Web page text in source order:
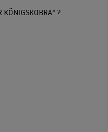
KÖNIGSKOBRA" ?